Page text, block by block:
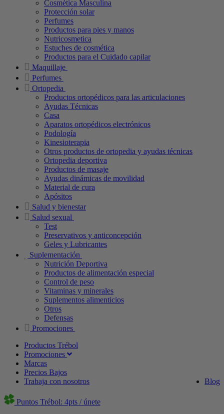
Cosmética Masculina
Protección solar
Perfumes
Productos para pies y manos
Nutricosmetica
Estuches de cosmética
Productos para el Cuidado capilar
Maquillaje
Perfumes
Ortopedia
Productos ortopédicos para las articulaciones
Ayudas Técnicas
Casa
Aparatos ortopédicos electrónicos
Podología
Kinesioterapia
Otros productos de ortopedia y ayudas técnicas
Ortopedia deportiva
Productos de masaje
Ayudas dinámicas de movilidad
Material de cura
Apósitos
Salud y bienestar
Salud sexual
Test
Preservativos y anticoncepción
Geles y Lubricantes
Suplementación
Nutrición Deportiva
Productos de alimentación especial
Control de peso
Vitaminas y minerales
Suplementos alimenticios
Otros
Defensas
Promociones
Productos Trébol
Promociones
Marcas
Precios Bajos
Blog
Trabaja con nosotros
Puntos Trébol: 4pts / únete